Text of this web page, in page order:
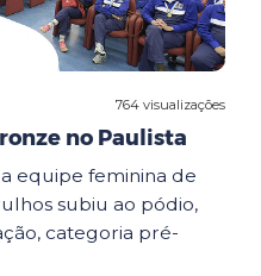
764 visualizações
no Paulista
equipe feminina de
subiu ao pódio,
categoria pré-